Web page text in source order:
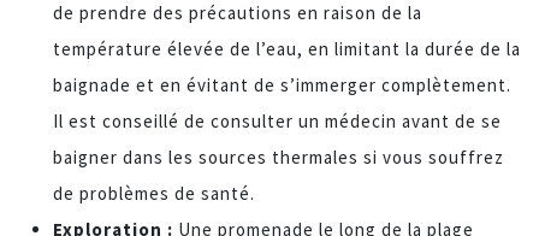
de prendre des précautions en raison de la
température élevée de l’eau, en limitant la durée de la
baignade et en évitant de s’immerger complètement.
Il est conseillé de consulter un médecin avant de se
baigner dans les sources thermales si vous souffrez
de problèmes de santé.
Exploration : Une promenade le long de la plage